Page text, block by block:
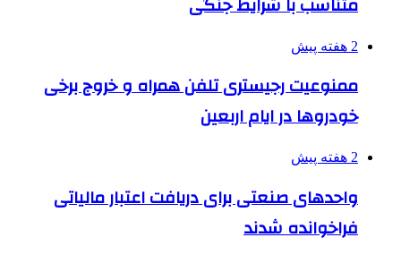
2 هفته پیش
ممنوعیت رجیستری تلفن همراه و خروج برخی
خودروها در ایام اربعین
2 هفته پیش
واحدهای صنعتی برای دریافت اعتبار مالیاتی
فراخوانده شدند